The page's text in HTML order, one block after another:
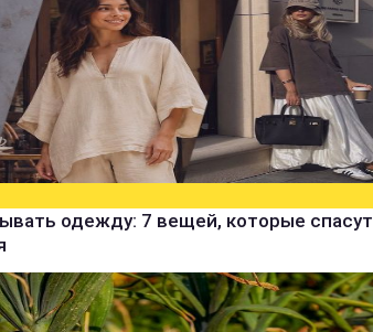
одежду: 7 вещей, которые